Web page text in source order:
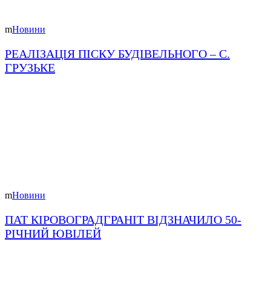
Новини
РЕАЛІЗАЦІЯ ПІСКУ БУДІВЕЛЬНОГО – С.
ГРУЗЬКЕ
Новини
ПАТ КІРОВОГРАДГРАНІТ ВІДЗНАЧИЛО 50-
РІЧНИЙ ЮВІЛЕЙ